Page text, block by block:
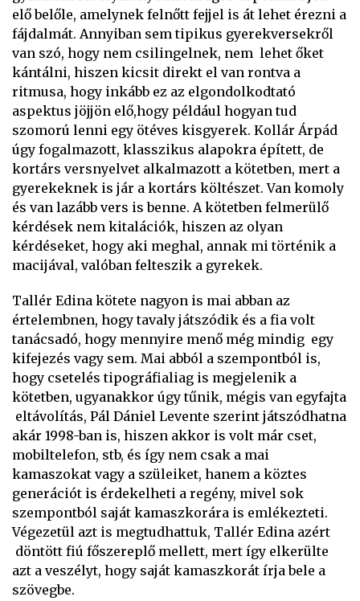
elő belőle, amelynek felnőtt fejjel is át lehet érezni a
fájdalmát. Annyiban sem tipikus gyerekversekről
van szó, hogy nem csilingelnek, nem lehet őket
kántálni, hiszen kicsit direkt el van rontva a
ritmusa, hogy inkább ez az elgondolkodtató
aspektus jöjjön elő,hogy például hogyan tud
szomorú lenni egy ötéves kisgyerek. Kollár Árpád
úgy fogalmazott, klasszikus alapokra épített, de
kortárs versnyelvet alkalmazott a kötetben, mert a
gyerekeknek is jár a kortárs költészet. Van komoly
és van lazább vers is benne. A kötetben felmerülő
kérdések nem kitalációk, hiszen az olyan
kérdéseket, hogy aki meghal, annak mi történik a
macijával, valóban felteszik a gyrekek.
Tallér Edina kötete nagyon is mai abban az
értelembnen, hogy tavaly játszódik és a fia volt
tanácsadó, hogy mennyire menő még mindig egy
kifejezés vagy sem. Mai abból a szempontból is,
hogy csetelés tipográfialiag is megjelenik a
kötetben, ugyanakkor úgy tűnik, mégis van egyfajta
eltávolítás, Pál Dániel Levente szerint játszódhatna
akár 1998-ban is, hiszen akkor is volt már cset,
mobiltelefon, stb, és így nem csak a mai
kamaszokat vagy a szüleiket, hanem a köztes
generációt is érdekelheti a regény, mivel sok
szempontból saját kamaszkorára is emlékezteti.
Végezetül azt is megtudhattuk, Tallér Edina azért
döntött fiú főszereplő mellett, mert így elkerülte
azt a veszélyt, hogy saját kamaszkorát írja bele a
szövegbe.